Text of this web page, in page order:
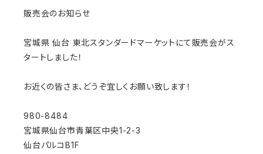
販売会のお知らせ
宮城県 仙台 東北スタンダードマーケットにて販売会がス
タートしました！
お近くの皆さま、どうぞ宜しくお願い致します！
980-8484
宮城県仙台市青葉区中央1-2-3
仙台パルコB1F